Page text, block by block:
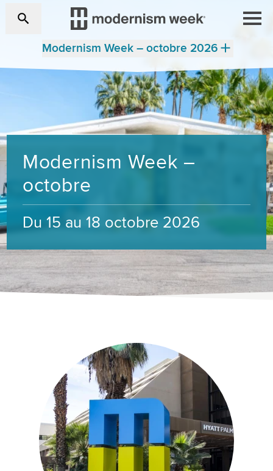
Modernism Week – octobre 2026
Modernism Week –
octobre
Du 15 au 18 octobre 2026